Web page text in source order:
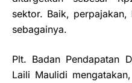
sektor. Baik,
sebagainya.
Plt. Badan Pendapatan
Laili Maulidi